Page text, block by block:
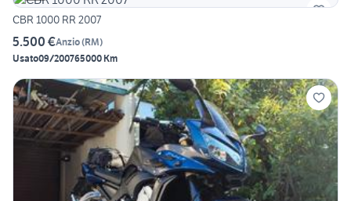
CBR 1000 RR 2007
5.500 €Anzio(RM)
Usato09/200765000 Km